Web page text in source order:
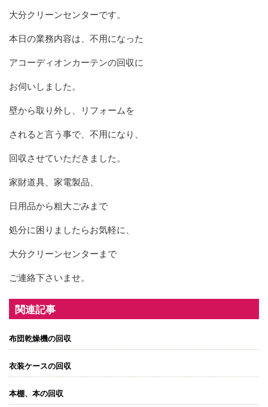
大分クリーンセンターです。
本日の業務内容は、不用になった
アコーディオンカーテンの回収に
お伺いしました。
壁から取り外し、リフォームを
されると言う事で、不用になり、
回収させていただきました。
家財道具、家電製品、
日用品から粗大ごみまで
処分に困りましたらお気軽に、
大分クリーンセンターまで
ご連絡下さいませ。
関連記事
布団乾燥機の回収
衣装ケースの回収
本棚、本の回収